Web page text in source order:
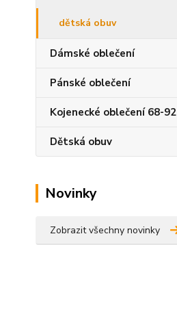
dětská obuv
Dámské oblečení
Pánské oblečení
Kojenecké oblečení 68-92
Dětská obuv
Novinky
Zobrazit všechny novinky